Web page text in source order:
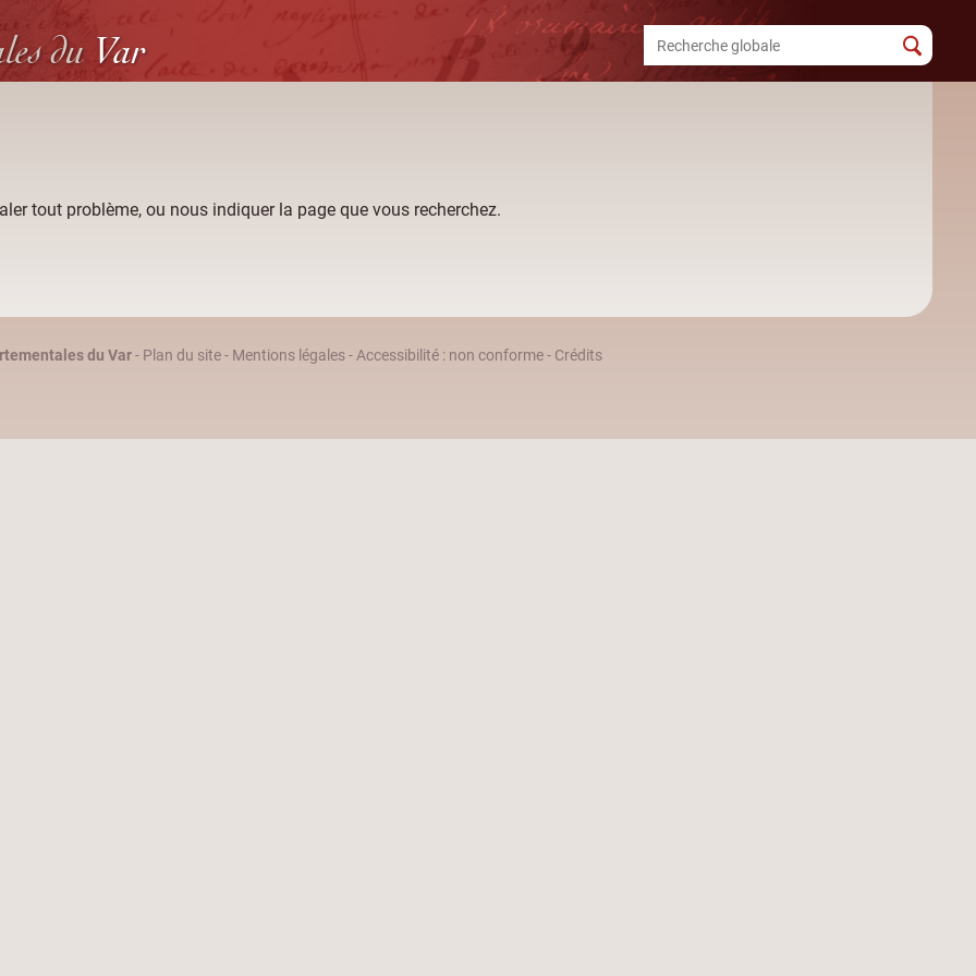
du Var
tout problème, ou nous indiquer la page que vous recherchez.
du Var- Plan du site- Mentions légales-Accessibilité : non conforme- Crédits